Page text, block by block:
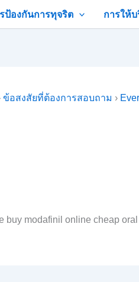
ป้องกันการทุจริต การให้
ข้อสงสัยที่ต้องการสอบถาม ›
buy modafinil online cheap oral